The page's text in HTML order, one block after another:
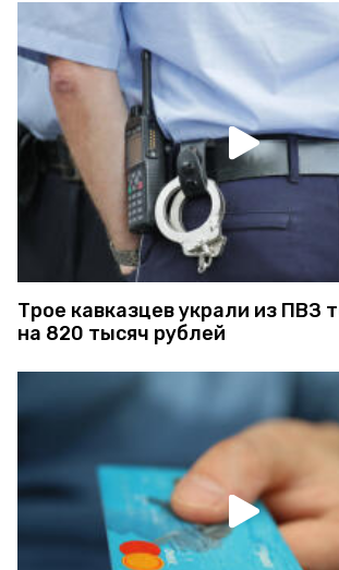
Трое кавказцев украли из ПВЗ
на 820 тысяч рублей